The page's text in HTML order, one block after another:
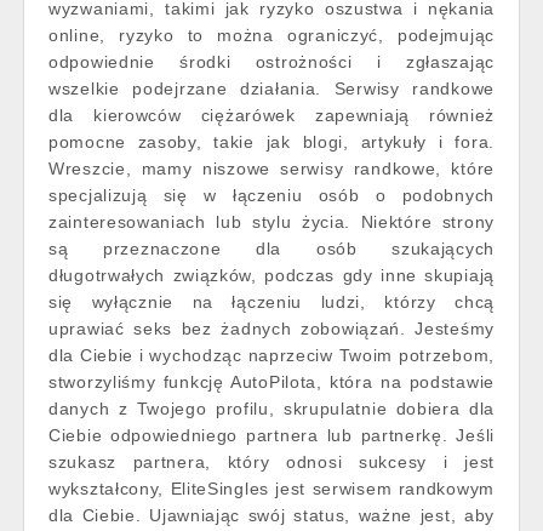
wyzwaniami, takimi jak ryzyko oszustwa i nękania
online, ryzyko to można ograniczyć, podejmując
odpowiednie środki ostrożności i zgłaszając
wszelkie podejrzane działania. Serwisy randkowe
dla kierowców ciężarówek zapewniają również
pomocne zasoby, takie jak blogi, artykuły i fora.
Wreszcie, mamy niszowe serwisy randkowe, które
specjalizują się w łączeniu osób o podobnych
zainteresowaniach lub stylu życia. Niektóre strony
są przeznaczone dla osób szukających
długotrwałych związków, podczas gdy inne skupiają
się wyłącznie na łączeniu ludzi, którzy chcą
uprawiać seks bez żadnych zobowiązań. Jesteśmy
dla Ciebie i wychodząc naprzeciw Twoim potrzebom,
stworzyliśmy funkcję AutoPilota, która na podstawie
danych z Twojego profilu, skrupulatnie dobiera dla
Ciebie odpowiedniego partnera lub partnerkę. Jeśli
szukasz partnera, który odnosi sukcesy i jest
wykształcony, EliteSingles jest serwisem randkowym
dla Ciebie. Ujawniając swój status, ważne jest, aby